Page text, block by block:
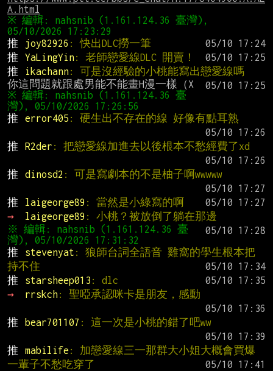
A.html
※ 編輯: nahsnib (1.161.124.36 臺灣),
推
joy82926 : 快出DLC撈一筆
推
YaLingYin: 老師戀愛線DLC 開賣！
推
ikachann: 可是沒經驗的小桃能寫出戀愛線嗎
※ 編輯: nahsnib (1.161.124.36 臺
推
error405 : 硬生出不存在的線 好像有點耳熟
推
R2der : 把戀愛線加進去以後根本不愁經費了xd
推
dinosd2 : 可是寫劇本的不是柚子啊wwwww
推
laigeorge89 : 當然是小綠寫的啊
→
laigeorge89 : 小桃？被放倒了躺在那邊
※ 編輯: nahsnib (1.161.124.36 臺
推
stevenyat : 狼師台詞全語音 雞窩的學生根本把
持不住
推
starsheep013 : dlc
→
rrskch: 聖啞承認咪卡是朋友，感動
推
bear701107 : 這一次是小桃的錯了吧ww
推
mabilife : 加戀愛線三一那群大小姐大概會買爆
一輩子不愁吃穿了